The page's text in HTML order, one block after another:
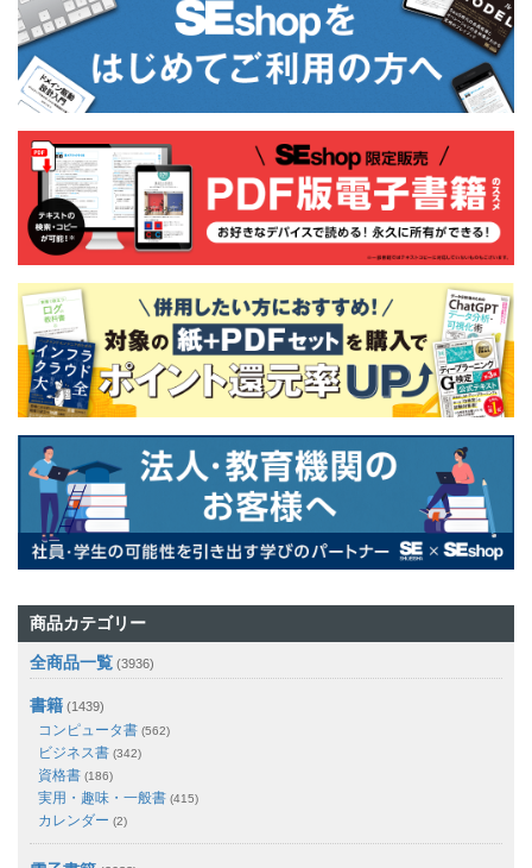
商品カテゴリー
全商品一覧 (3936)
書籍 (1439)
コンピュータ書 (562)
ビジネス書 (342)
資格書 (186)
実用・趣味・一般書 (415)
カレンダー (2)